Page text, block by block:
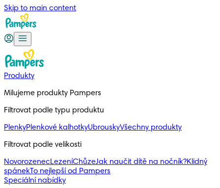
Skip to main content
Produkty
Milujeme produkty Pampers
Filtrovat podle typu produktu
PlenkyPlenkové kalhotkyUbrouskyVšechny produkty
Filtrovat podle velikosti
NovorozenecLezeníChůzeJak naučit dítě na nočník?Klidný
spánekTo nejlepší od Pampers
Speciální nabídky